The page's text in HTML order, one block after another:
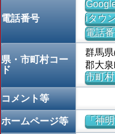
電話番号
iタウ
電話
県・市町村コー
ド
群馬
郡大
市町
コメント等
ホームページ等 「神